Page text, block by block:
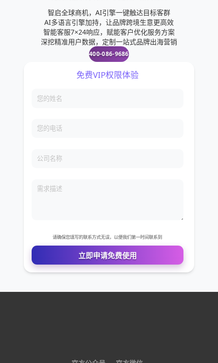
智启全球商机，AI引擎一键触达目标客群
AI多语言引擎加持，让品牌跨境生意更高效
智能客服7×24响应，赋能客户优化服务方案
深挖精准用户数据，定制一站式品牌出海营销
400-086-9686
免费VIP权限体验